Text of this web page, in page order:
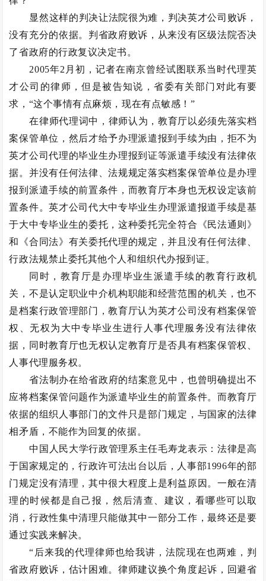
显然这样的判决让法院很为难，判决英才公司败诉，
没有充分的依据。判省政府败诉，从来没有区级法院否决
了省政府的行政复议决定书。
2005年2月初，记者在南京曾经试图联系当时代理英
才公司的律师，但是被告知说，省委有关部门对此有要
求，“这个事情有点麻烦，现在有点敏感！”
在律师代理词中，律师认为，教育厅以必须先落实档
案保管单位，然后才给予办理派遣报到手续为由，拒不为
英才公司代理的毕业生办理报到证等派遣手续没有法律依
据。并没有任何法律、法规规定落实档案保管单位是办理
报到派遣手续的前置条件，而教育厅本身也无权设定该前
置条件。英才公司代大中专毕业生办理派遣报道手续是基
于大中专毕业生的委托，这种委托完全符合《民法通则》
和《合同法》有关委托代理的规定，并且没有任何法律、
行政法规禁止委托其他个人和组织代办报到证。
同时，教育厅是办理毕业生派遣手续的教育行政机
关，不是认定职业中介机构职能和经营范围的机关，也不
是档案行政管理部门，教育厅认为英才公司没有档案保管
权、无权为大中专毕业生进行人事代理服务没有法律依
据，同时教育厅也无权认定教育厅是否具有档案保管权、
人事代理服务权。
省法制办在给省政府的结案意见中，也曾明确提出不
应将档案保管问题作为派遣毕业生的前置条件。而教育厅
依据的组织人事部门的文件只是部门规定，与国家的法律
相矛盾，不能作为回复的依据。
中国人民大学行政管理系主任毛寿龙表示：法律是高
于国家规定的，行政许可法出台以后，人事部1996年的部
门规定没有清理，其中很大程度上是利益原因。一般在清
理的时候都是自己报，然后清查、建议，看哪些可以取
消，行政性集中清理只能做其中一部分工作，最终还是要
通过实践来解决。
“后来我的代理律师也给我讲，法院现在也两难，判
省政府败诉，估计困难。律师建议换个角度起诉，回避省